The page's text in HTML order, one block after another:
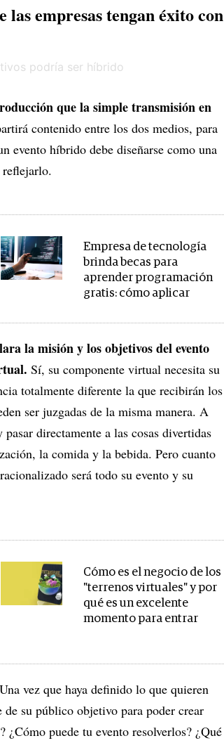
las empresas tengan éxito con
que la simple transmisión en
contenido entre los dos medios, para
evento híbrido debe diseñarse como una
reflejarlo.
Empresa de tecnología
brinda becas para
aprender programación
gratis: cómo aplicar
la misión y los objetivos del evento
Sí, su componente virtual necesita su
totalmente diferente la que recibirán los
ser juzgadas de la misma manera. A
directamente a las cosas divertidas
la comida y la bebida. Pero cuanto
será todo su evento y su
Cómo es el negocio de los
"terrenos virtuales" y por
qué es un excelente
momento para entrar
Una vez que haya definido lo que quieren
de su público objetivo para poder crear
¿Cómo puede tu evento resolverlos? ¿Qué